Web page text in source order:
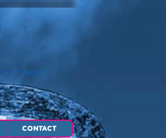
Se connecter
CONTACT